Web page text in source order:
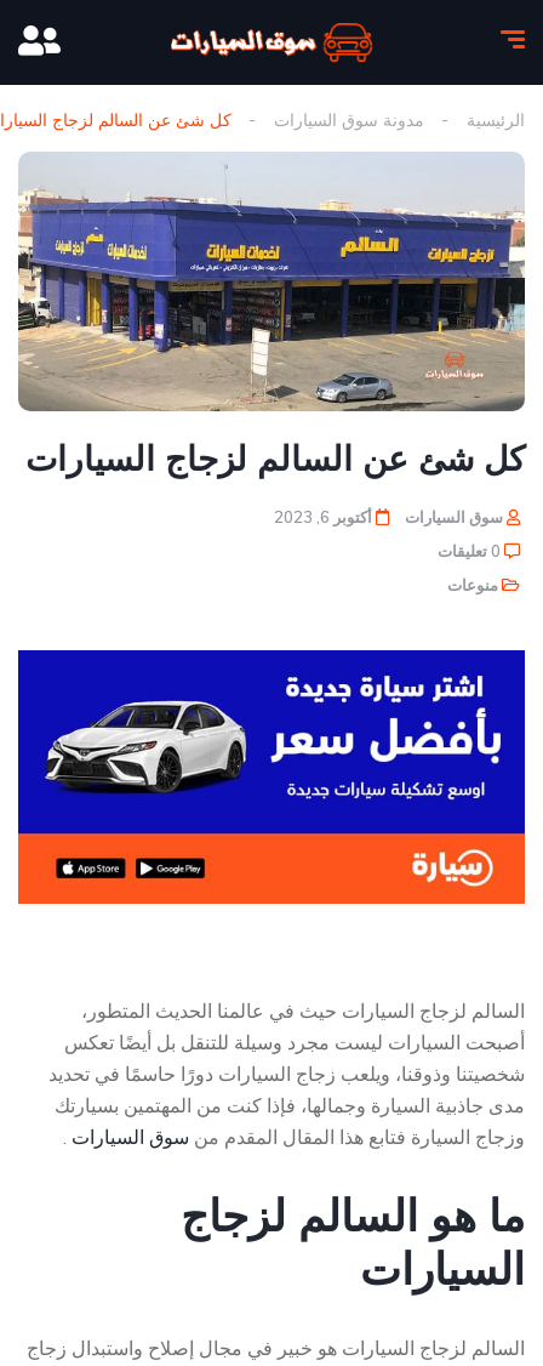
الرئيسية مدونة سوق السيارات كل شئ عن السالم لزجاج
كل شئ عن السالم لزجاج السيارات
سوق السيارات
أكتوبر 6, 2023
0 تعليقات
منوعات
السالم لزجاج السيارات حيث في عالمنا الحديث المتطور،
أصبحت السيارات ليست مجرد وسيلة للتنقل بل أيضًا تعكس
شخصيتنا وذوقنا، ويلعب زجاج السيارات دورًا حاسمًا في تحديد
مدى جاذبية السيارة وجمالها، فإذا كنت من المهتمين بسيارتك
وزجاج السيارة فتابع هذا المقال المقدم من سوق السيارات .
ما هو السالم لزجاج
السيارات
السالم لزجاج السيارات هو خبير في مجال إصلاح واستبدال زجاج